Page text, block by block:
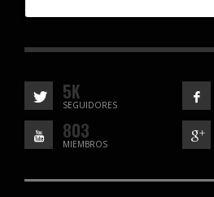
5K
SEGUIDORES
803
MIEMBROS